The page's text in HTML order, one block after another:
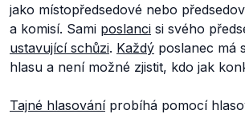
jako místopředsedové nebo
a komisí. Sami poslanci si svého
ustavující schůzi. Každý poslanec má
hlasu a není možné zjistit, kdo jak
Tajné hlasováníprobíhá pomocí